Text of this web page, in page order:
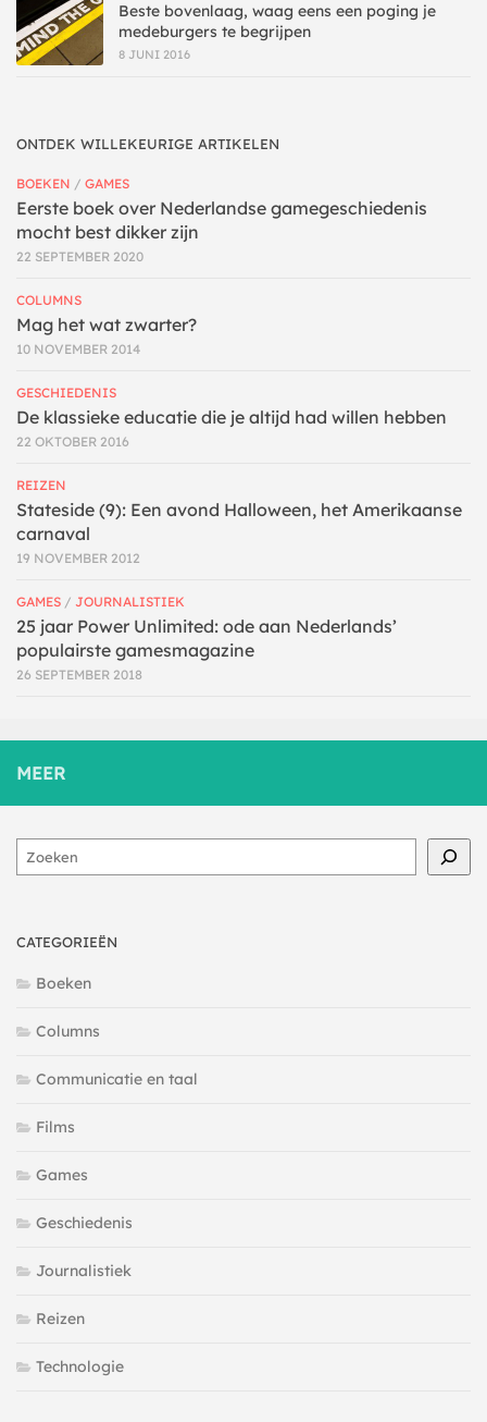
Beste bovenlaag, waag eens een poging je
medeburgers te begrijpen
8 JUNI 2016
ONTDEK WILLEKEURIGE ARTIKELEN
BOEKEN / GAMES
Eerste boek over Nederlandse gamegeschiedenis
mocht best dikker zijn
22 SEPTEMBER 2020
COLUMNS
Mag het wat zwarter?
10 NOVEMBER 2014
GESCHIEDENIS
De klassieke educatie die je altijd had willen hebben
22 OKTOBER 2016
REIZEN
Stateside (9): Een avond Halloween, het Amerikaanse
carnaval
19 NOVEMBER 2012
GAMES / JOURNALISTIEK
25 jaar Power Unlimited: ode aan Nederlands’
populairste gamesmagazine
26 SEPTEMBER 2018
MEER
Zoeken
CATEGORIEËN
Boeken
Columns
Communicatie en taal
Films
Games
Geschiedenis
Journalistiek
Reizen
Technologie